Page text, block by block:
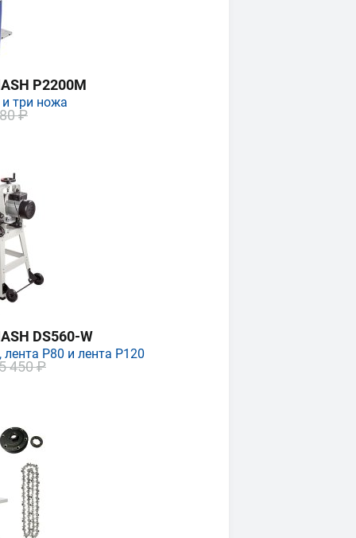
P2200M
три ножа
₽
DS560-W
P80 и лента P120
450 ₽